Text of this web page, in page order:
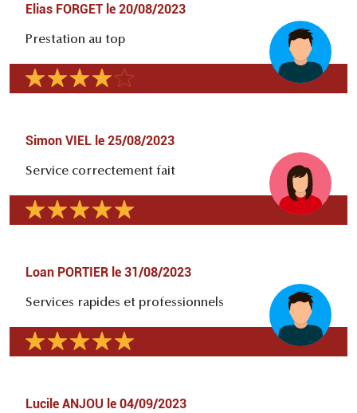
Elias FORGET le 20/08/2023
Prestation au top
Simon VIEL le 25/08/2023
Service correctement fait
Loan PORTIER le 31/08/2023
Services rapides et professionnels
Lucile ANJOU le 04/09/2023